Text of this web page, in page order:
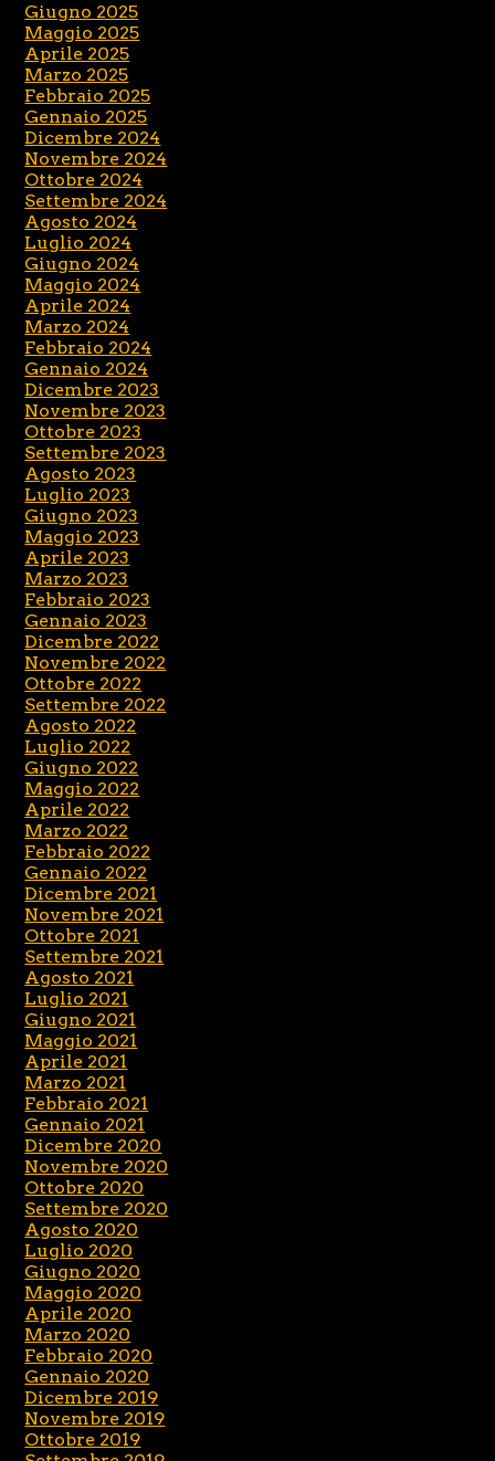
Giugno 2025
Maggio 2025
Aprile 2025
Marzo 2025
Febbraio 2025
Gennaio 2025
Dicembre 2024
Novembre 2024
Ottobre 2024
Settembre 2024
Agosto 2024
Luglio 2024
Giugno 2024
Maggio 2024
Aprile 2024
Marzo 2024
Febbraio 2024
Gennaio 2024
Dicembre 2023
Novembre 2023
Ottobre 2023
Settembre 2023
Agosto 2023
Luglio 2023
Giugno 2023
Maggio 2023
Aprile 2023
Marzo 2023
Febbraio 2023
Gennaio 2023
Dicembre 2022
Novembre 2022
Ottobre 2022
Settembre 2022
Agosto 2022
Luglio 2022
Giugno 2022
Maggio 2022
Aprile 2022
Marzo 2022
Febbraio 2022
Gennaio 2022
Dicembre 2021
Novembre 2021
Ottobre 2021
Settembre 2021
Agosto 2021
Luglio 2021
Giugno 2021
Maggio 2021
Aprile 2021
Marzo 2021
Febbraio 2021
Gennaio 2021
Dicembre 2020
Novembre 2020
Ottobre 2020
Settembre 2020
Agosto 2020
Luglio 2020
Giugno 2020
Maggio 2020
Aprile 2020
Marzo 2020
Febbraio 2020
Gennaio 2020
Dicembre 2019
Novembre 2019
Ottobre 2019